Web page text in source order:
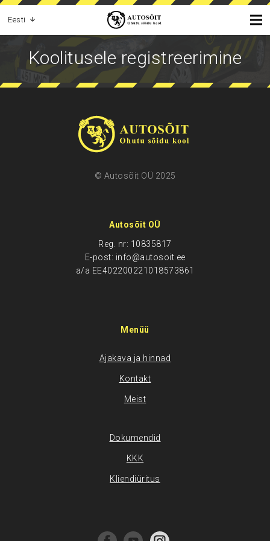
Eesti
Koolitusele registreerimine
© Autosõit OÜ 2025
Autosõit OÜ
Reg. nr: 10835817
E-post: info@autosoit.ee
a/a EE402200221018573861
Menüü
Ajakava ja hinnad
Kontakt
Meist
Dokumendid
KKK
Kliendiüritus